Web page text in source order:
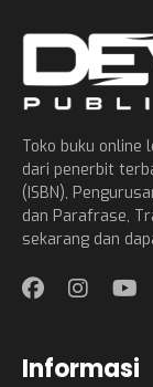
Toko buku online
dari penerbit
(ISBN),
dan Parafrase,
sekarang dan
Informasi